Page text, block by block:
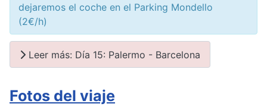
dejaremos el coche en el Parking Mondello
(2€/h)
Leer más: Día 15: Palermo - Barcelona
Fotos del viaje